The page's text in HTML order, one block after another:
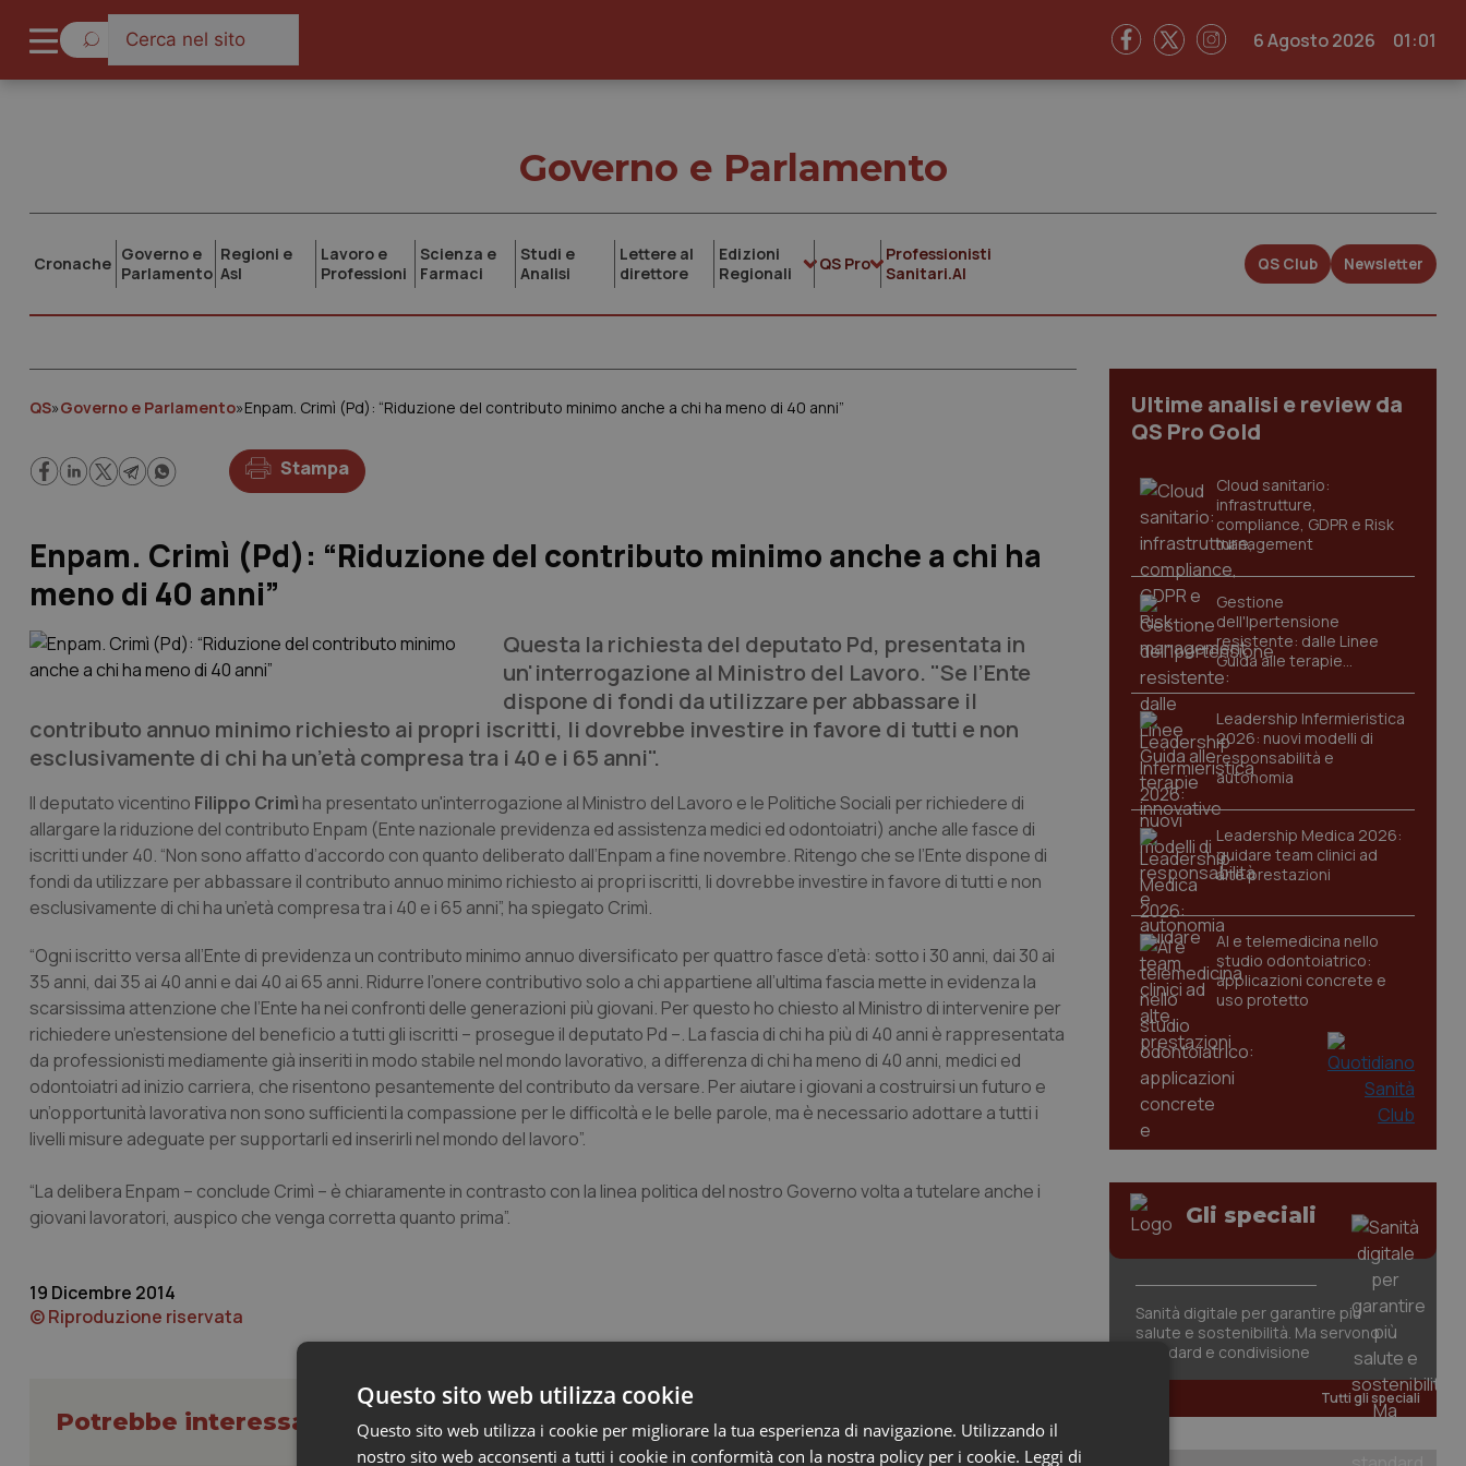
6 Agosto 2026 01:01
Governo e Parlamento
Cronache Governo e
Parlamento
Regioni e
Asl
Lavoro e
Professioni
Scienza e
Farmaci
Studi e
Analisi
Lettere al
direttore
Edizioni
Regionali
QS Pro
Professionisti
Sanitari.AI
QS Club Newsletter
QS»Governo e Parlamento»Enpam. Crimì (Pd): “Riduzione del contributo minimo anche a chi ha meno di 40 anni”
Stampa
Enpam. Crimì (Pd): “Riduzione del contributo minimo anche a chi ha
meno di 40 anni”
Questa la richiesta del deputato Pd, presentata in
un'interrogazione al Ministro del Lavoro. "Se l’Ente
dispone di fondi da utilizzare per abbassare il
contributo annuo minimo richiesto ai propri iscritti, li dovrebbe investire in favore di tutti e non
esclusivamente di chi ha un’età compresa tra i 40 e i 65 anni".
Il deputato vicentino Filippo Crimì ha presentato un'interrogazione al Ministro del Lavoro e le Politiche Sociali per richiedere di
allargare la riduzione del contributo Enpam (Ente nazionale previdenza ed assistenza medici ed odontoiatri) anche alle fasce di
iscritti under 40. “Non sono affatto d’accordo con quanto deliberato dall’Enpam a fine novembre. Ritengo che se l’Ente dispone di
fondi da utilizzare per abbassare il contributo annuo minimo richiesto ai propri iscritti, li dovrebbe investire in favore di tutti e non
esclusivamente di chi ha un’età compresa tra i 40 e i 65 anni”, ha spiegato Crimì.
“Ogni iscritto versa all’Ente di previdenza un contributo minimo annuo diversificato per quattro fasce d’età: sotto i 30 anni, dai 30 ai
35 anni, dai 35 ai 40 anni e dai 40 ai 65 anni. Ridurre l’onere contributivo solo a chi appartiene all’ultima fascia mette in evidenza la
scarsissima attenzione che l’Ente ha nei confronti delle generazioni più giovani. Per questo ho chiesto al Ministro di intervenire per
richiedere un’estensione del beneficio a tutti gli iscritti – prosegue il deputato Pd –. La fascia di chi ha più di 40 anni è rappresentata
da professionisti mediamente già inseriti in modo stabile nel mondo lavorativo, a differenza di chi ha meno di 40 anni, medici ed
odontoiatri ad inizio carriera, che risentono pesantemente del contributo da versare. Per aiutare i giovani a costruirsi un futuro e
un’opportunità lavorativa non sono sufficienti la compassione per le difficoltà e le belle parole, ma è necessario adottare a tutti i
livelli misure adeguate per supportarli ed inserirli nel mondo del lavoro”.
“La delibera Enpam – conclude Crimì – è chiaramente in contrasto con la linea politica del nostro Governo volta a tutelare anche i
giovani lavoratori, auspico che venga corretta quanto prima”.
19 Dicembre 2014
© Riproduzione riservata
Potrebbe interessarti in Governo e Parlamento
Ultime analisi e review da
QS Pro Gold
Cloud sanitario:
infrastrutture,
compliance, GDPR e Risk
management
Gestione
dell'Ipertensione
resistente: dalle Linee
Guida alle terapie
innovative
Leadership Infermieristica
2026: nuovi modelli di
responsabilità e
autonomia
Leadership Medica 2026:
guidare team clinici ad
alte prestazioni
AI e telemedicina nello
studio odontoiatrico:
applicazioni concrete e
uso protetto
Gli speciali
Sanità digitale per garantire più
salute e sostenibilità. Ma servono
standard e condivisione
Tutti gli speciali
Questo sito web utilizza cookie
Questo sito web utilizza i cookie per migliorare la tua esperienza di navigazione. Utilizzando il
nostro sito web acconsenti a tutti i cookie in conformità con la nostra policy per i cookie. Leggi di